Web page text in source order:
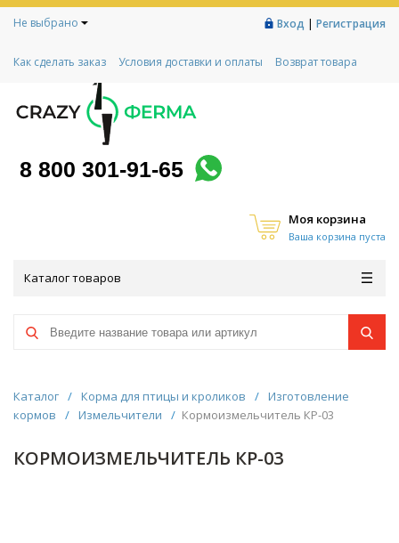
Не выбрано Вход | Регистрация
Как сделать заказ Условия доставки и оплаты
Возврат товара
Контакты
Социальный контракт
Любимая ферма
8 800 301-91-65
Моя корзина
Ваша корзина пуста
Каталог товаров
Каталог / Корма для птицы и кроликов / Изготовление
кормов
/ Измельчители / Кормоизмельчитель КР-03
КОРМОИЗМЕЛЬЧИТЕЛЬ КР-03